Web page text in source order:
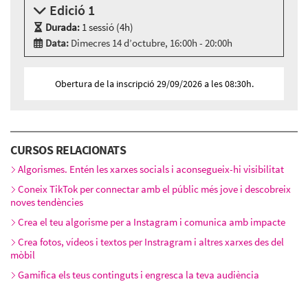
Edició 1
Durada: 1 sessió (4h)
Data: Dimecres 14 d’octubre, 16:00h - 20:00h
Idioma:Català
Obertura de la inscripció 29/09/2026 a les 08:30h.
CURSOS RELACIONATS
Algorismes. Entén les xarxes socials i aconsegueix-hi visibilitat
Coneix TikTok per connectar amb el públic més jove i descobreix
noves tendències
Crea el teu algorisme per a Instagram i comunica amb impacte
Crea fotos, vídeos i textos per Instragram i altres xarxes des del
mòbil
Gamifica els teus continguts i engresca la teva audiència